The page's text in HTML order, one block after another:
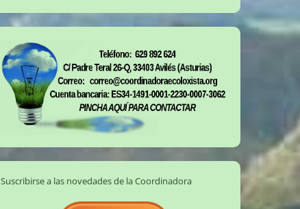
Suscribirse a las novedades de la Coordinadora